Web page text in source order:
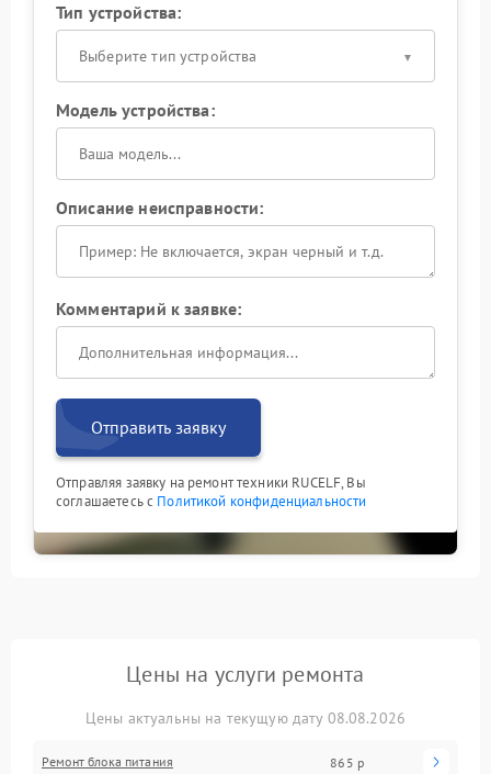
Тип устройства:
Выберите тип устройства
Модель устройства:
Описание неисправности:
Комментарий к заявке:
Отправить заявку
Отправляя заявку на ремонт техники RUCELF, Вы
соглашаетесь с Политикой конфиденциальности
Цены на услуги ремонта
Цены актуальны на текущую дату 08.08.2026
Ремонт блока питания 865 р